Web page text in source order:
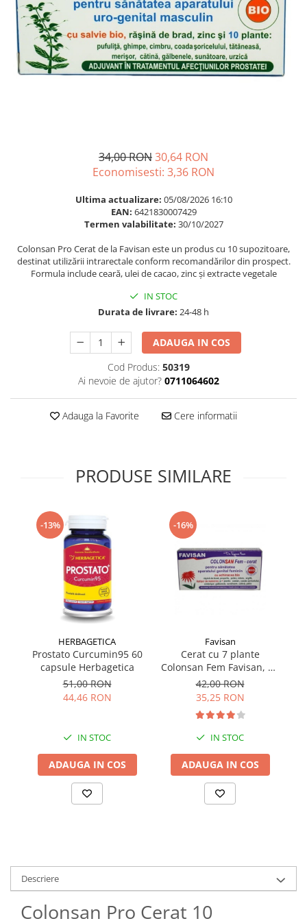
Omega 3
Par si unghii
Probiotice si prebiotice
Somn stres si anxietate
Supliment Magneziu
Supliment Vitamina B
Supliment Vitamina D3
Supliment Vitamina E
Tincturi si Gemoderivate
Vitamine si minerale
Ingrijire par
Balsam masca si tratament
Produse cu SPF Pentru Fata
Repelenti insecte
34,00 RON30,64 RON
Economisesti: 3,36 RON
Ultima actualizare: 05/08/2026 16:10
EAN: 6421830007429
Termen valabilitate: 30/10/2027
Colonsan Pro Cerat de la Favisan este un produs cu 10 supozitoare,
destinat utilizării intrarectale conform recomandărilor din prospect.
Formula include ceară, ulei de cacao, zinc și extracte vegetale
IN STOC
Durata de livrare: 24-48 h
ADAUGA IN COS
Cod Produs: 50319
Ai nevoie de ajutor? 0711064602
Adauga la Favorite Cere informatii
PRODUSE SIMILARE
-13%
HERBAGETICA
Prostato Curcumin95 60
capsule Herbagetica
51,00 RON
44,46 RON
IN STOC
ADAUGA IN COS
-16%
Favisan
Cerat cu 7 plante
Colonsan Fem Favisan, 12
creioane cilindro-conice
42,00 RON
35,25 RON
IN STOC
ADAUGA IN COS
Descriere
Colonsan Pro Cerat 10